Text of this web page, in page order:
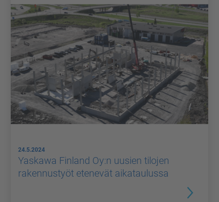
24.5.2024
Yaskawa Finland Oy:n uusien tilojen
rakennustyöt etenevät aikataulussa